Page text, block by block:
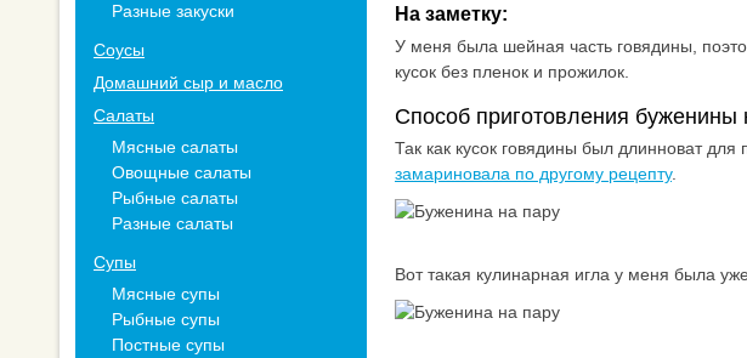
На заметку:
У меня была шейная часть говядины,
кусок без пленок и прожилок.
Способ приготовления буженины
Так как кусок говядины был длинноват
замариновала по другому рецепту.
Вот такая кулинарная игла у меня была
Разные закуски
Соусы
Домашний сыр и масло
Салаты
Мясные салаты
Овощные салаты
Рыбные салаты
Разные салаты
Супы
Мясные супы
Рыбные супы
Постные супы